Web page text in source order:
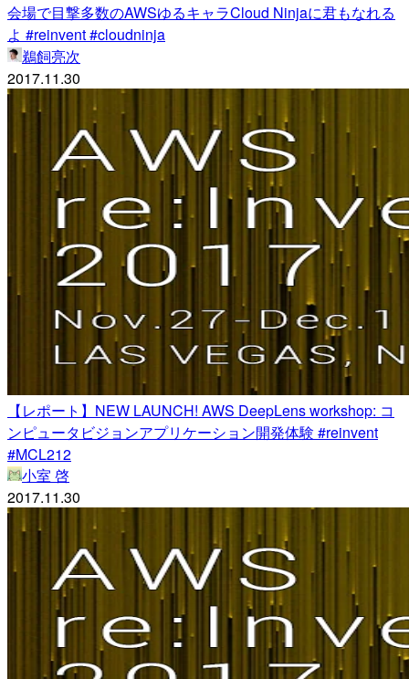
会場で目撃多数のAWSゆるキャラCloud Ninjaに君もなれる
よ #reinvent #cloudninja
鵜飼亮次
2017.11.30
【レポート】NEW LAUNCH! AWS DeepLens workshop: コ
ンピュータビジョンアプリケーション開発体験 #reinvent
#MCL212
小室 啓
2017.11.30